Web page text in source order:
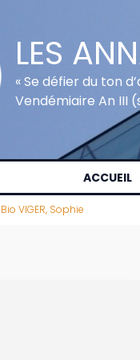
LES
« Se défier du ton
Vendémiaire An III
ACCUEIL
Bio VIGER, Sophie